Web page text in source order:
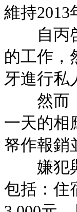
維持2013
自丙啓
的工作，
牙進行私
然而，
一天的相
帑作報銷
嫌犯與
包括：住